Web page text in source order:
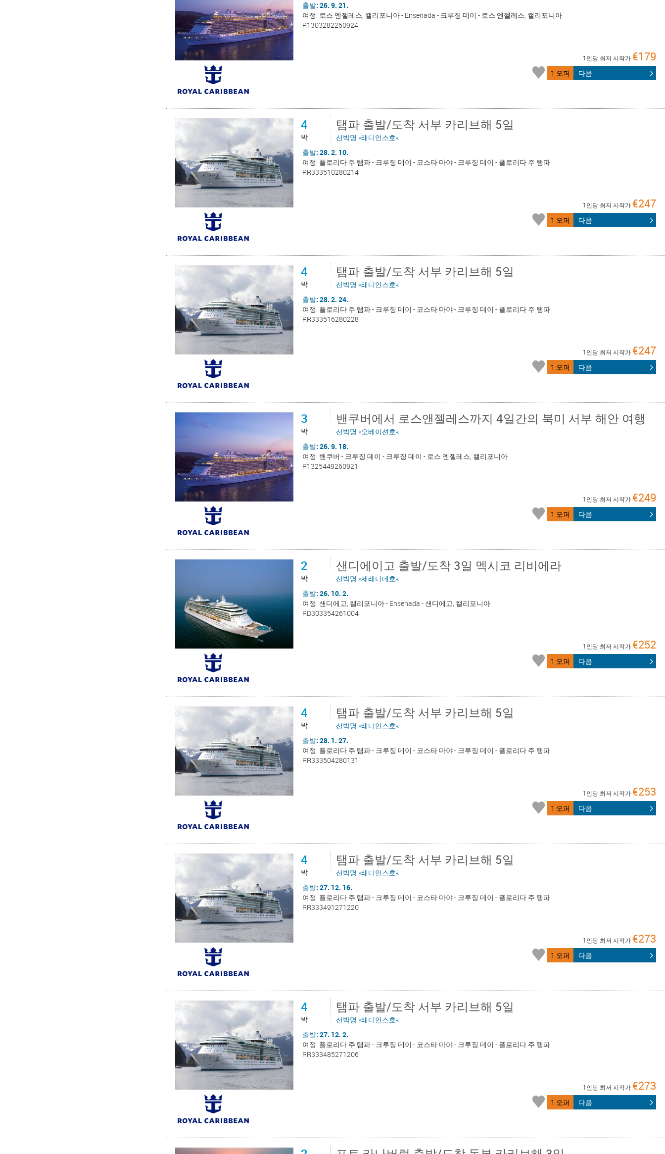
출발: 26. 9. 21.
여정: 로스 엔젤레스, 캘리포니아 - Ensenada - 크루징 데이 - 로스 엔젤레스, 캘리포니아
R1303282260924
1인당 최저 시작가€179
1 오퍼 다음
4
박
탬파 출발/도착 서부 카리브해 5일
선박명 »래디언스호«
출발: 28. 2. 10.
여정: 플로리다 주 탬파 - 크루징 데이 - 코스타 마야 - 크루징 데이 - 플로리다 주 탬파
RR333510280214
1인당 최저 시작가€247
1 오퍼 다음
4
박
탬파 출발/도착 서부 카리브해 5일
선박명 »래디언스호«
출발: 28. 2. 24.
여정: 플로리다 주 탬파 - 크루징 데이 - 코스타 마야 - 크루징 데이 - 플로리다 주 탬파
RR333516280228
1인당 최저 시작가€247
1 오퍼 다음
3
박
밴쿠버에서 로스앤젤레스까지 4일간의 북미 서부 해안 여행
선박명 »오베이션호«
출발: 26. 9. 18.
여정: 밴쿠버 - 크루징 데이 - 크루징 데이 - 로스 엔젤레스, 캘리포니아
R1325449260921
1인당 최저 시작가€249
1 오퍼 다음
2
박
샌디에이고 출발/도착 3일 멕시코 리비에라
선박명 »세레나데호«
출발: 26. 10. 2.
여정: 샌디에고, 캘리포니아 - Ensenada - 샌디에고, 캘리포니아
RD303354261004
1인당 최저 시작가€252
1 오퍼 다음
4
박
탬파 출발/도착 서부 카리브해 5일
선박명 »래디언스호«
출발: 28. 1. 27.
여정: 플로리다 주 탬파 - 크루징 데이 - 코스타 마야 - 크루징 데이 - 플로리다 주 탬파
RR333504280131
1인당 최저 시작가€253
1 오퍼 다음
4
박
탬파 출발/도착 서부 카리브해 5일
선박명 »래디언스호«
출발: 27. 12. 16.
여정: 플로리다 주 탬파 - 크루징 데이 - 코스타 마야 - 크루징 데이 - 플로리다 주 탬파
RR333491271220
1인당 최저 시작가€273
1 오퍼 다음
4
박
탬파 출발/도착 서부 카리브해 5일
선박명 »래디언스호«
출발: 27. 12. 2.
여정: 플로리다 주 탬파 - 크루징 데이 - 코스타 마야 - 크루징 데이 - 플로리다 주 탬파
RR333485271206
1인당 최저 시작가€273
1 오퍼 다음